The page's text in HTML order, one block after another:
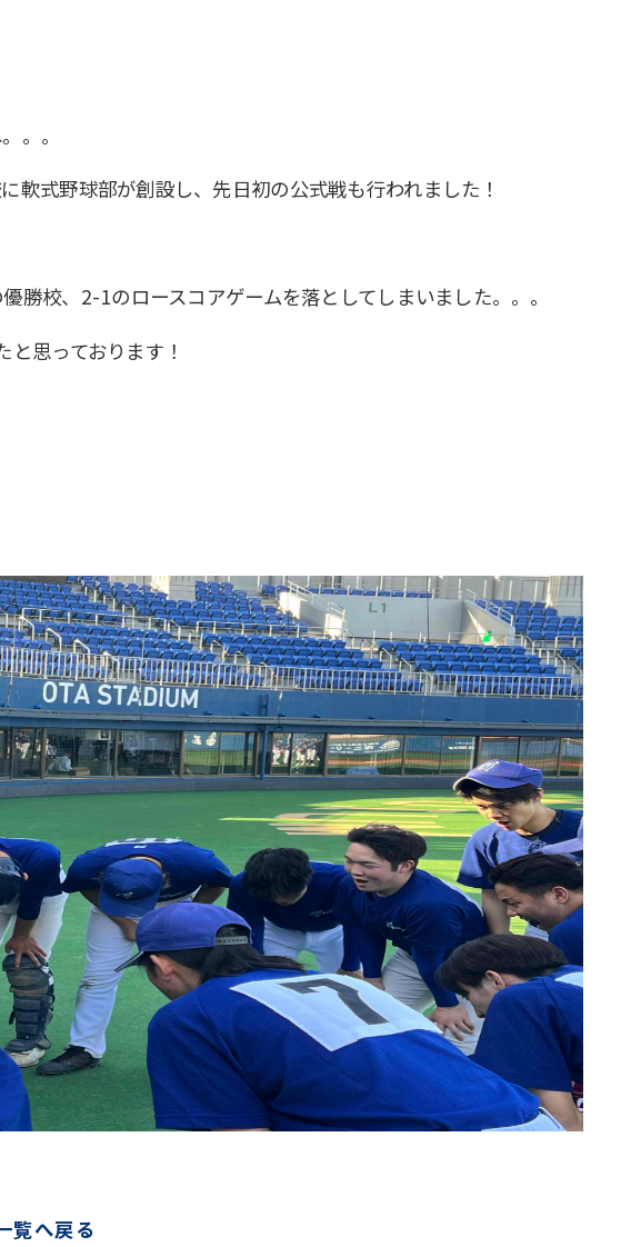
。。
軟式野球部が創設し、先日初の公式戦も行われました！
校、2-1のロースコアゲームを落としてしまいました。。。
思っております！
覧へ戻る